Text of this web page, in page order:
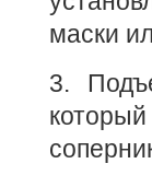
маски
3.